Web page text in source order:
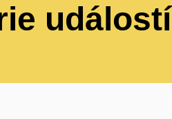
událostí